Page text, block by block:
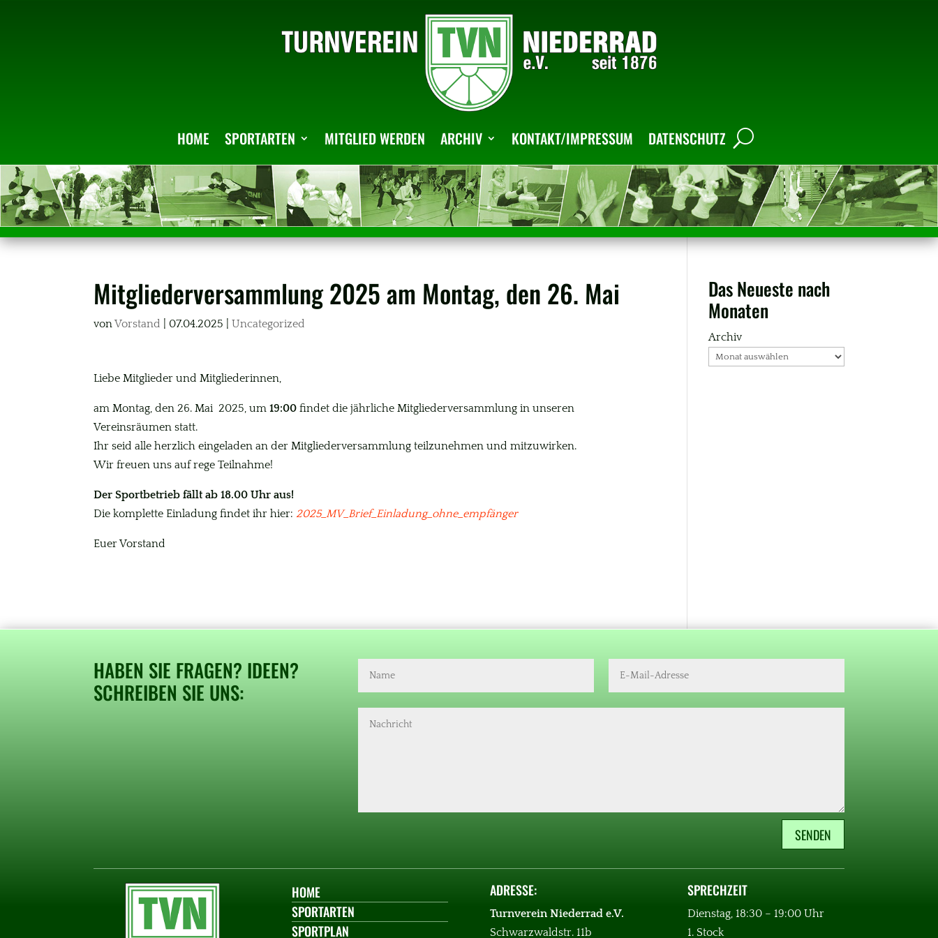
HOME SPORTARTEN MITGLIED WERDEN ARCHIV KONTAKT/IMPRESSUM DATENSCHUTZ
Mitgliederversammlung 2025 am Montag, den 26. Mai
vonVorstand 07.04.2025 |Uncategorized
Liebe Mitglieder und Mitgliederinnen,
am Montag, den 26. Mai 2025, um19:00 findet die jährliche Mitgliederversammlung in unseren
Vereinsräumen statt.
Ihr seid alle herzlich eingeladen an der Mitgliederversammlung teilzunehmen und mitzuwirken.
Wir freuen uns auf rege Teilnahme!
Der Sportbetrieb fällt ab 18.00 Uhr aus!
Die komplette Einladung findet ihr hier:2025_MV_Brief_Einladung_ohne_empfänger
Euer Vorstand
Das Neueste nach
Monaten
Archiv
HABEN SIE FRAGEN? IDEEN?
SCHREIBEN SIE UNS:
SENDEN
HOME
SPORTARTEN
SPORTPLAN
ADRESSE:
Turnverein Niederrad e.V.
Schwarzwaldstr. 11b
SPRECHZEIT:
Dienstag, 18:30 – 19:00 Uhr
1. Stock